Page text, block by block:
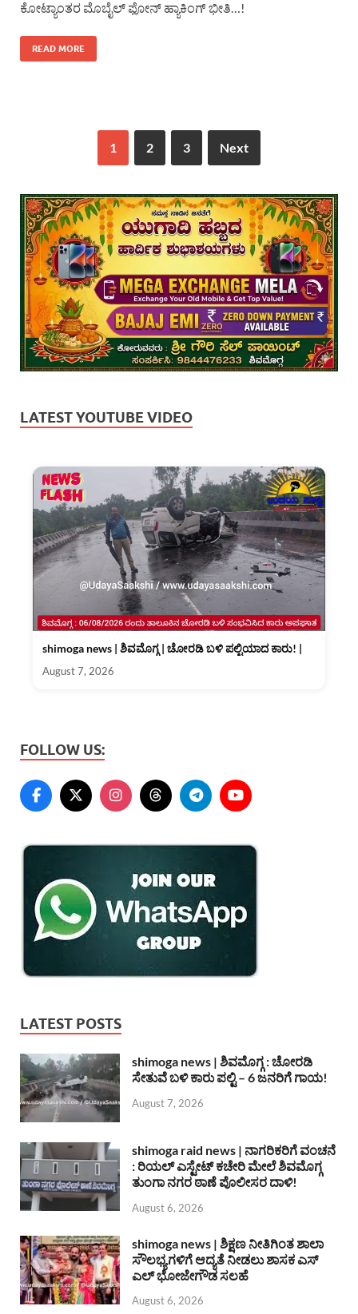
ಕೋಟ್ಯಾಂತರ ಮೊಬೈಲ್ ಫೋನ್ ಹ್ಯಾಕಿಂಗ್ ಭೀತಿ…!
READ MORE
1 2 3 Next
LATEST YOUTUBE VIDEO
shimoga news | ಶಿವಮೊಗ್ಗ | ಚೋರಡಿ ಬಳಿ ಪಲ್ಟಿಯಾದ ಕಾರು! |
August 7, 2026
FOLLOW US:
LATEST POSTS
shimoga news | ಶಿವಮೊಗ್ಗ : ಚೋರಡಿ
ಸೇತುವೆ ಬಳಿ ಕಾರು ಪಲ್ಟಿ – 6 ಜನರಿಗೆ ಗಾಯ!
August 7, 2026
shimoga raid news | ನಾಗರಿಕರಿಗೆ ವಂಚನೆ
: ರಿಯಲ್ ಎಸ್ಟೇಟ್ ಕಚೇರಿ ಮೇಲೆ ಶಿವಮೊಗ್ಗ
ತುಂಗಾ ನಗರ ಠಾಣೆ ಪೊಲೀಸರ ದಾಳಿ!
August 6, 2026
shimoga news | ಶಿಕ್ಷಣ ನೀತಿಗಿಂತ ಶಾಲಾ
ಸೌಲಭ್ಯಗಳಿಗೆ ಆದ್ಯತೆ ನೀಡಲು ಶಾಸಕ ಎಸ್
ಎಲ್ ಭೋಜೇಗೌಡ ಸಲಹೆ
August 6, 2026